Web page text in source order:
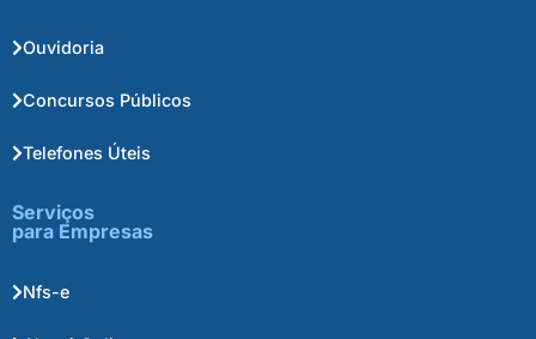
Ouvidoria
Concursos Públicos
Telefones Úteis
Serviços
para Empresas
Nfs-e